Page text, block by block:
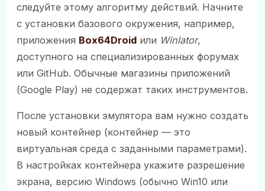
следуйте этому алгоритму действий. Начните
с установки базового окружения, например,
приложения Box64Droid или Winlator,
доступного на специализированных форумах
или GitHub. Обычные магазины приложений
(Google Play) не содержат таких инструментов.
После установки эмулятора вам нужно создать
новый контейнер (контейнер — это
виртуальная среда с заданными параметрами).
В настройках контейнера укажите разрешение
экрана, версию Windows (обычно Win10 или